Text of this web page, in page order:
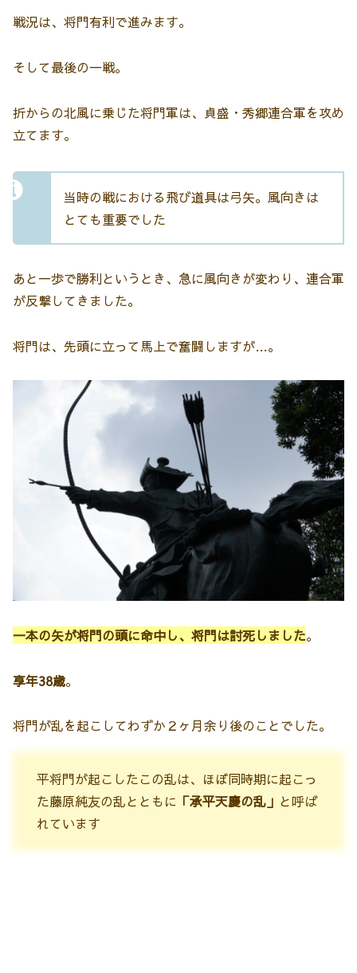
戦況は、将門有利で進みます。
そして最後の一戦。
折からの北風に乗じた将門軍は、貞盛・秀郷連合軍を攻め
立てます。
当時の戦における飛び道具は弓矢。風向きは
とても重要でした
あと一歩で勝利というとき、急に風向きが変わり、連合軍
が反撃してきました。
将門は、先頭に立って馬上で奮闘しますが…。
一本の矢が将門の頭に命中し、将門は討死しました。
享年38歳。
将門が乱を起こしてわずか２ヶ月余り後のことでした。
平将門が起こしたこの乱は、ほぼ同時期に起こっ
た藤原純友の乱とともに 「承平天慶の乱」 と呼ば
れています